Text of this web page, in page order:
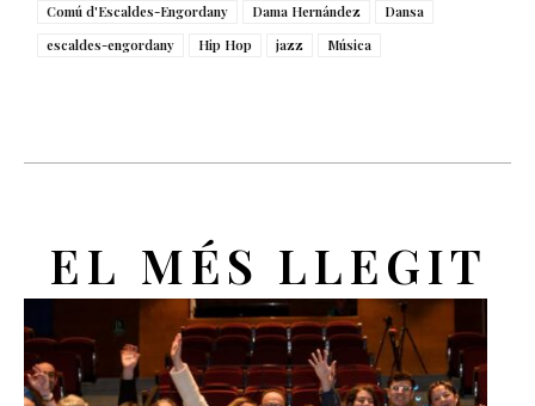
Comú d'Escaldes-Engordany
Dama Hernández
Dansa
escaldes-engordany
Hip Hop jazz Música
EL MÉS LLEGIT